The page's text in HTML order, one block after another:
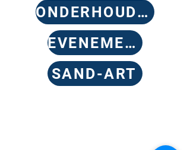
ONDERHOUD & BEHEER
EVENEMENTEN
SAND-ART